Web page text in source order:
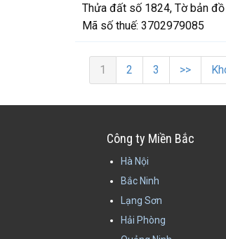
Thửa đất số 1824, Tờ bản đồ
Mã số thuế: 3702979085
1 2 3 >>
Công ty Miền Bắc
Hà Nội
Bắc Ninh
Lạng Sơn
Hải Phòng